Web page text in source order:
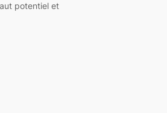
potentiel et